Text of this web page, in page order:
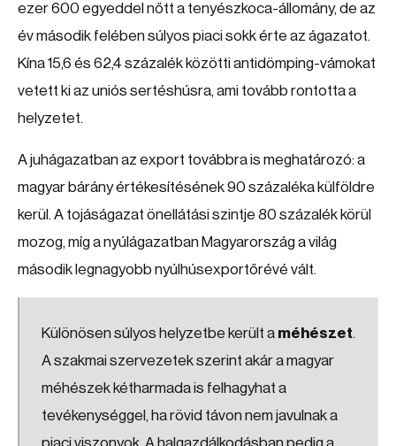
ezer 600 egyeddel nőtt a tenyészkoca-állomány, de az
év második felében súlyos piaci sokk érte az ágazatot.
Kína 15,6 és 62,4 százalék közötti antidömping-vámokat
vetett ki az uniós sertéshúsra, ami tovább rontotta a
helyzetet.
A juhágazatban az export továbbra is meghatározó: a
magyar bárány értékesítésének 90 százaléka külföldre
kerül. A tojáságazat önellátási szintje 80 százalék körül
mozog, míg a nyúlágazatban Magyarország a világ
második legnagyobb nyúlhúsexportőrévé vált.
Különösen súlyos helyzetbe került a méhészet.
A szakmai szervezetek szerint akár a magyar
méhészek kétharmada is felhagyhat a
tevékenységgel, ha rövid távon nem javulnak a
piaci viszonyok. A halgazdálkodásban pedig a